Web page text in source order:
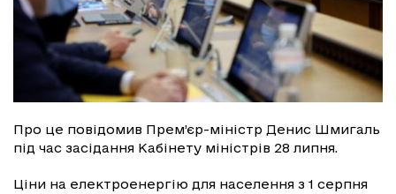
Про це повідомив Прем’єр-міністр Денис Шмигаль
під час засідання Кабінету міністрів 28 липня.
Ціни на електроенергію для населення з 1 серпня